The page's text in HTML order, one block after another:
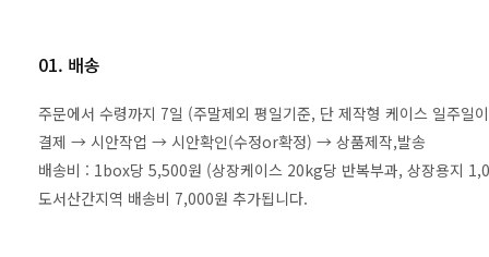
01. 배송
주문에서 수령까지 7일 (주말제외 평일기준, 단 제작형 케이스 일주일
결제 → 시안작업 → 시안확인(수정or확정) → 상품제작,발송
배송비 : 1box당 5,500원 (상장케이스 20kg당 반복부과, 상장용지
도서산간지역 배송비 7,000원 추가됩니다.